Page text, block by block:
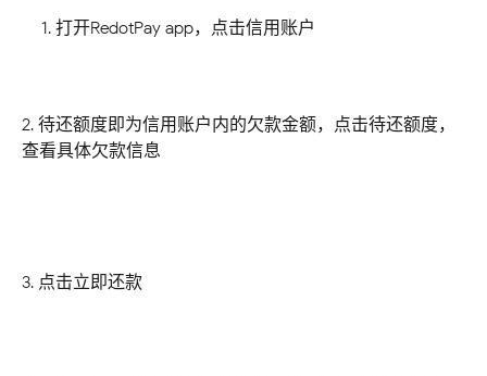
打开RedotPay app，点击信用账户
2. 待还额度即为信用账户内的欠款金额，点击待还额度，
查看具体欠款信息
3. 点击立即还款